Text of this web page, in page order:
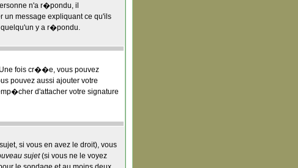
n'a r�pondu, il
message expliquant ce qu'ils
quelqu'un y a r�pondu.
fois cr��e, vous pouvez
pouvez aussi ajouter votre
d'attacher votre signature
si vous en avez le droit), vous
sujet(si vous ne le voyez